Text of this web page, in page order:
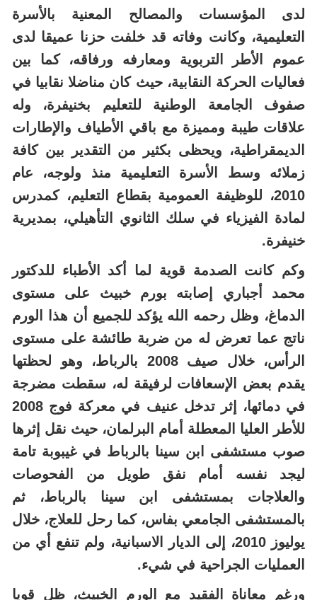
لدى المؤسسات والمصالح المعنية بالأسرة
التعليمية، وكانت وفاته قد خلفت حزنا عميقا لدى
عموم الأطر التربوية ومعارفه ورفاقه، كما بين
فعاليات الحركة النقابية، حيث كان مناضلا نقابيا في
صفوف الجامعة الوطنية للتعليم بخنيفرة، وله
علاقات طيبة ومميزة مع باقي الأطياف والإطارات
الديمقراطية، ويحظى بكثير من التقدير بين كافة
زملائه وسط الأسرة التعليمية منذ ولوجه، عام
2010، للوظيفة العمومية بقطاع التعليم، كمدرس
لمادة الفيزياء في سلك الثانوي التأهيلي، بمديرية
خنيفرة.
وكم كانت الصدمة قوية لما أكد الأطباء
للدكتور
محمد أجباري
إصابته بورم خبيث على مستوى
الدماغ، وظل رحمه الله يؤكد للجميع أن هذا الورم
ناتج عما تعرض له من ضربة طائشة على مستوى
الرأس، خلال صيف 2008 بالرباط،
وهو لحظتها
يقدم بعض الإسعافات لرفيقة له، سقطت مضرجة
في دمائها، إثر تدخل عنيف في معركة فوج 2008
للأطر العليا المعطلة أمام البرلمان، حيث نقل إثرها
صوب مستشفى ابن سينا بالرباط في غيبوبة تامة
ليجد نفسه أمام نفق طويل من الفحوصات
والعلاجات
بمستشفى ابن سينا بالرباط، ثم
بالمستشفى الجامعي بفاس، كما رحل للعلاج، خلال
يوليوز 2010، إلى الديار الاسبانية،
ولم تنفع أي من
العمليات الجراحية في شيء.
ورغم معاناة الفقيد مع الورم الخبيث، ظل قويا